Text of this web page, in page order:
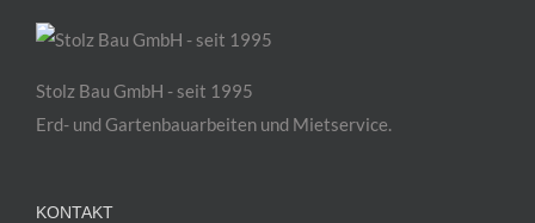
Stolz Bau GmbH - seit 1995
Erd- und Gartenbauarbeiten und Mietservice.
KONTAKT